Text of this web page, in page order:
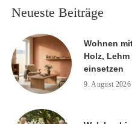
Neueste Beiträge
Wohnen
Holz,
einsetzen
9. August 2026